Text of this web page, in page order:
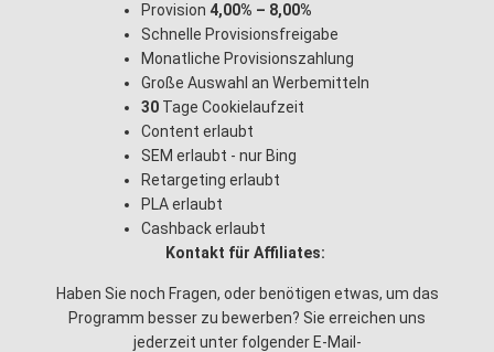
Provision 4,00% – 8,00%
Schnelle Provisionsfreigabe
Monatliche Provisionszahlung
Große Auswahl an Werbemitteln
30Tage Cookielaufzeit
Content erlaubt
SEM erlaubt - nur Bing
Retargeting erlaubt
PLA erlaubt
Cashback erlaubt
Kontakt für Affiliates:
Haben Sie noch Fragen, oder benötigen etwas, um das
Programm besser zu bewerben? Sie erreichen uns
jederzeit unter folgender E-Mail-